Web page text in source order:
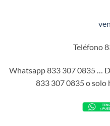
Teléfono
Whatsapp 833 307 0835 …
833 307 0835 o solo